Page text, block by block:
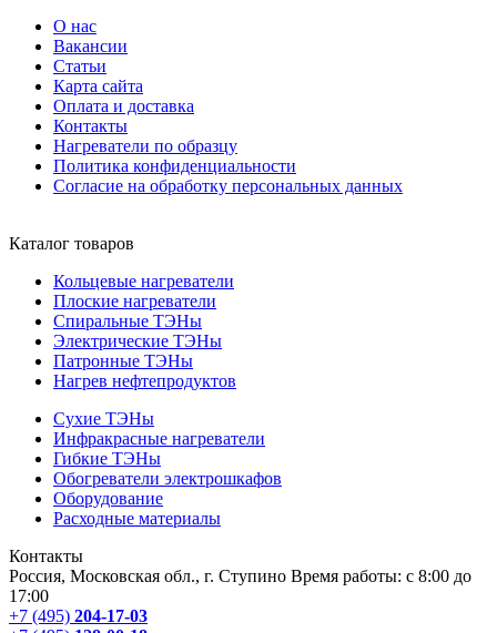
О нас
Вакансии
Статьи
Карта сайта
Оплата и доставка
Контакты
Нагреватели по образцу
Политика конфиденциальности
Согласие на обработку персональных данных
Каталог товаров
Кольцевые нагреватели
Плоские нагреватели
Спиральные ТЭНы
Электрические ТЭНы
Патронные ТЭНы
Нагрев нефтепродуктов
Сухие ТЭНы
Инфракрасные нагреватели
Гибкие ТЭНы
Обогреватели электрошкафов
Оборудование
Расходные материалы
Контакты
Россия, Московская обл., г. Ступино Время работы: с 8:00 до
17:00
+7 (495) 204-17-03